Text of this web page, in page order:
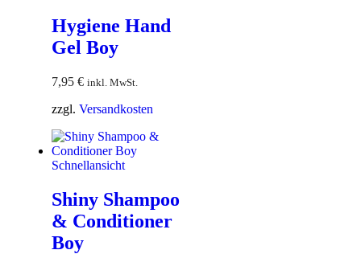
Hygiene Hand
Gel Boy
7,95 € inkl. MwSt.
zzgl. Versandkosten
Schnellansicht
Shiny Shampoo
& Conditioner
Boy